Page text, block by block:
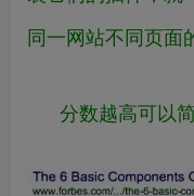
同一网站不同页面
分数越高可以